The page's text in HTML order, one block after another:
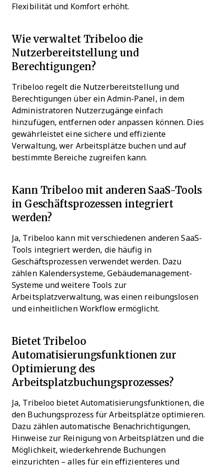
Flexibilität und Komfort erhöht.
Wie verwaltet Tribeloo die
Nutzerbereitstellung und
Berechtigungen?
Tribeloo regelt die Nutzerbereitstellung und
Berechtigungen über ein Admin-Panel, in dem
Administratoren Nutzerzugänge einfach
hinzufügen, entfernen oder anpassen können. Dies
gewährleistet eine sichere und effiziente
Verwaltung, wer Arbeitsplätze buchen und auf
bestimmte Bereiche zugreifen kann.
Kann Tribeloo mit anderen SaaS-Tools
in Geschäftsprozessen integriert
werden?
Ja, Tribeloo kann mit verschiedenen anderen SaaS-
Tools integriert werden, die häufig in
Geschäftsprozessen verwendet werden. Dazu
zählen Kalendersysteme, Gebäudemanagement-
Systeme und weitere Tools zur
Arbeitsplatzverwaltung, was einen reibungslosen
und einheitlichen Workflow ermöglicht.
Bietet Tribeloo
Automatisierungsfunktionen zur
Optimierung des
Arbeitsplatzbuchungsprozesses?
Ja, Tribeloo bietet Automatisierungsfunktionen, die
den Buchungsprozess für Arbeitsplätze optimieren.
Dazu zählen automatische Benachrichtigungen,
Hinweise zur Reinigung von Arbeitsplätzen und die
Möglichkeit, wiederkehrende Buchungen
einzurichten – alles für ein effizienteres und